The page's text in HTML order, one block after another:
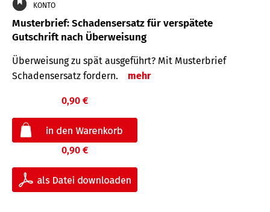
KONTO
Musterbrief: Schadensersatz für verspätete
Gutschrift nach Überweisung
Überweisung zu spät ausgeführt? Mit Musterbrief
Schadensersatz fordern.
mehr
0,90 €
0,90 €